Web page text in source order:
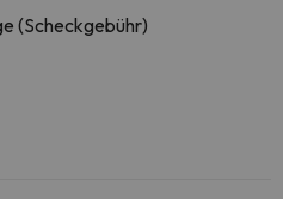
(Scheckgebühr)